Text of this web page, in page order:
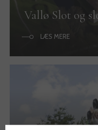
Vallø Slot og
LÆS MERE